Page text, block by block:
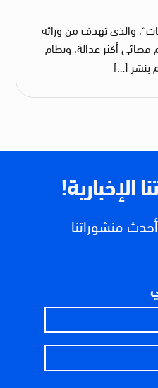
والذي تهدف من ورائه
أكثر عدالة، ونظام
بنشر […]
منشوراتنا